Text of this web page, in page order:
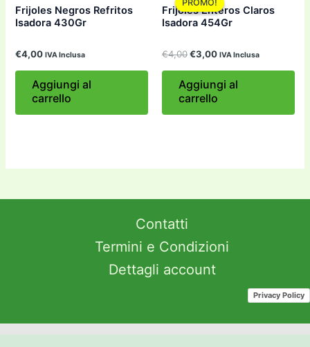
Frijoles Negros Refritos
Isadora 430Gr
€4,00 IVA Inclusa
Aggiungi al
carrello
PROMO!
PROMO!
Frijoles Enteros Claros
Isadora 454Gr
€4,00Il
era:
€4,00.
€3,00Il
è:
€3,00.
IVA Inclusa
Aggiungi al
carrello
Contatti
Termini e Condizioni
Dettagli account
Privacy Policy